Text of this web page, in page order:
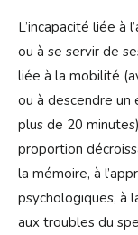
L’incapacité liée à
ou à se servir de
liée à la mobilité
ou à descendre
plus de 20
proportion
la mémoire, à
psychologiques, à
aux troubles du